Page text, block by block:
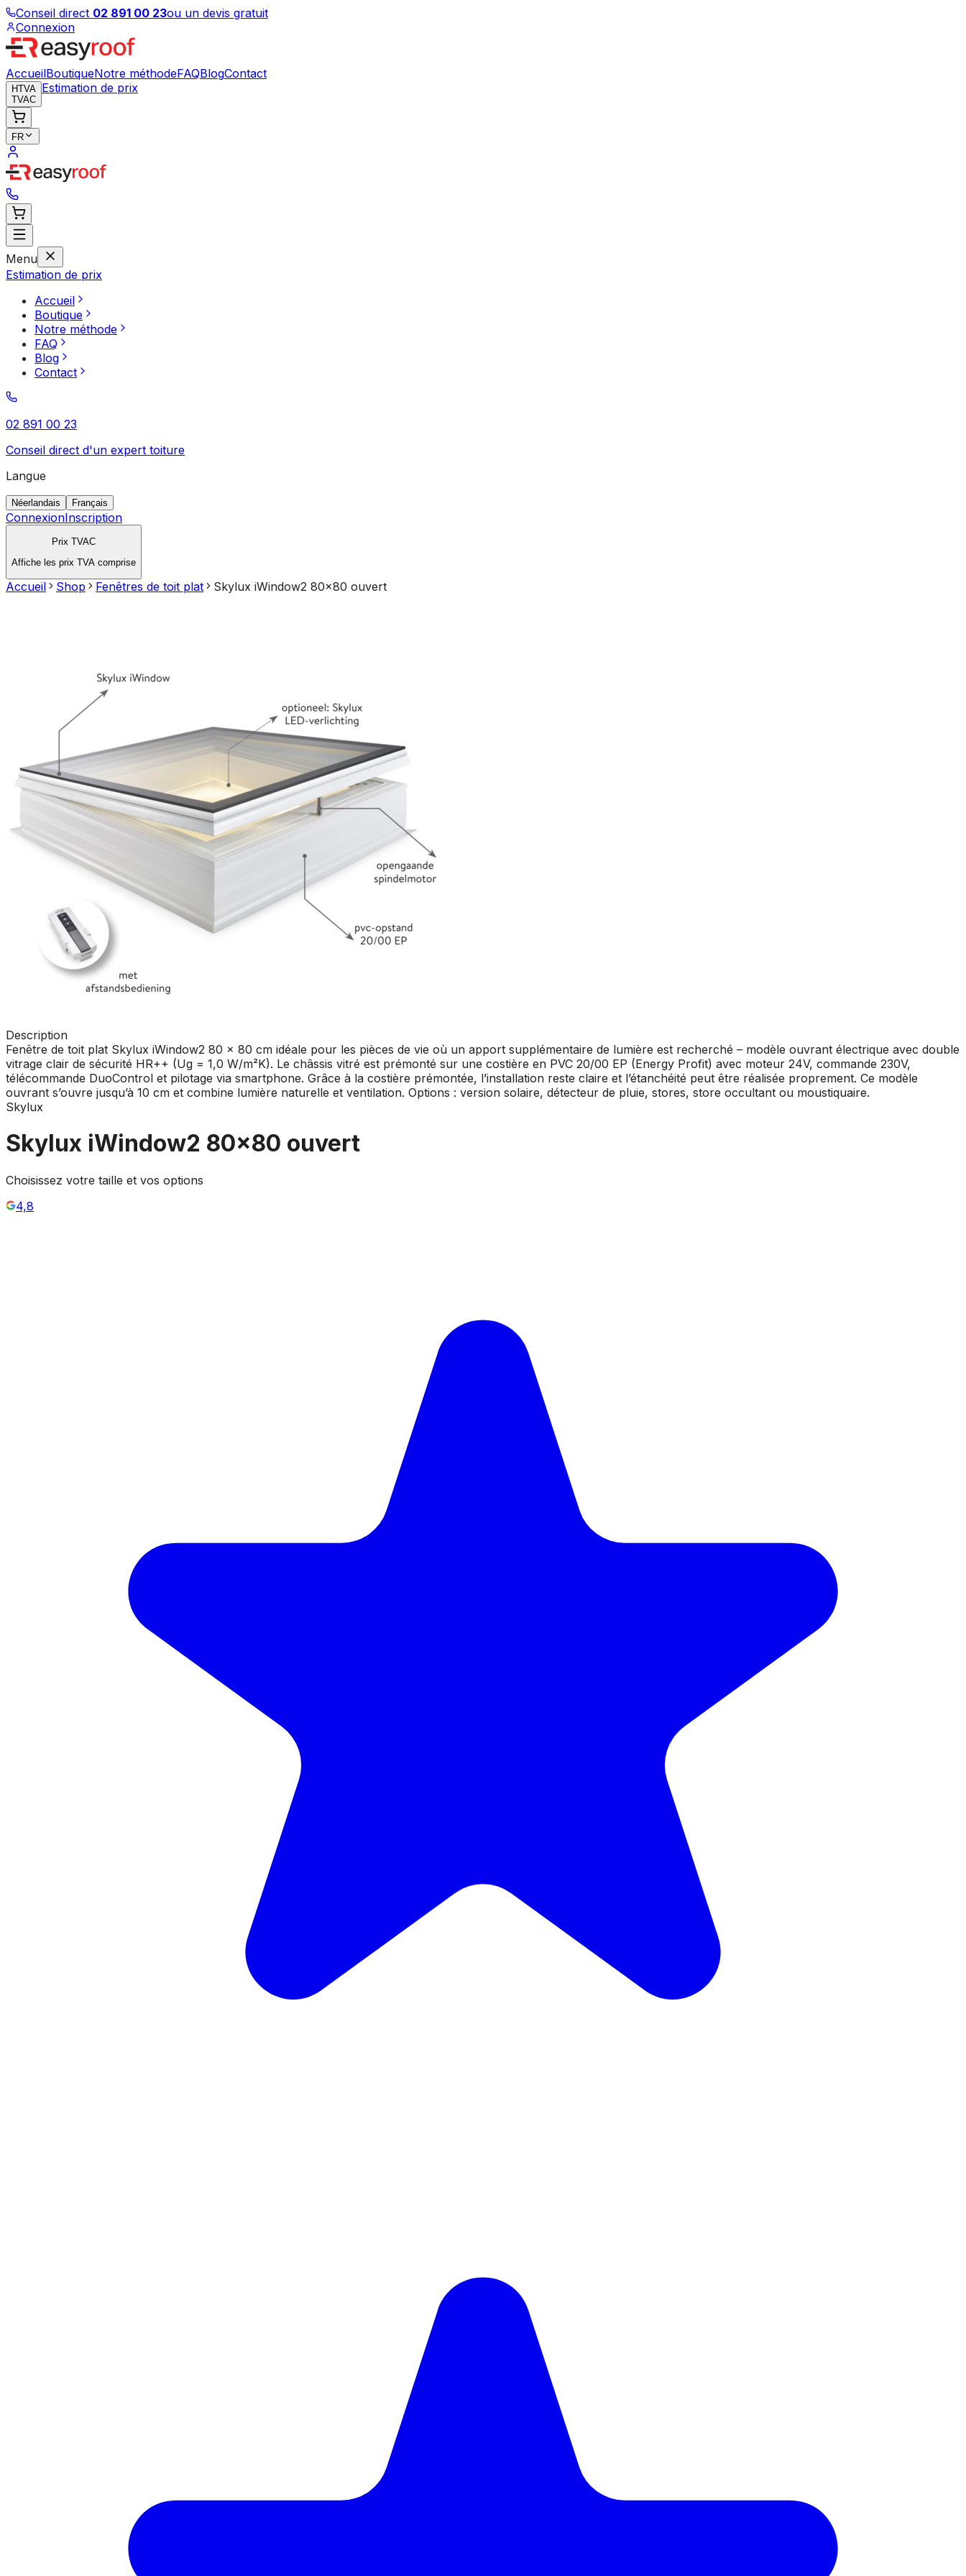
Conseil direct 02 891 00 23ou un devis gratuit
Connexion
AccueilBoutiqueNotre méthodeFAQBlogContact
HTVA
TVAC
Estimation de prix
FR
Menu
Estimation de prix
Accueil
Boutique
Notre méthode
FAQ
Blog
Contact
02 891 00 23
Conseil direct d'un expert toiture
Langue
Néerlandais Français
ConnexionInscription
Prix TVAC
Affiche les prix TVA comprise
Accueil Shop Fenêtres de toit plat Skylux iWindow2 80x80 ouvert
Description
Fenêtre de toit plat Skylux iWindow2 80 x 80 cm idéale pour les pièces de vie où un apport supplémentaire de lumière est recherché – modèle ouvrant électrique avec double
vitrage clair de sécurité HR++ (Ug = 1,0 W/m²K). Le châssis vitré est prémonté sur une costière en PVC 20/00 EP (Energy Profit) avec moteur 24V, commande 230V,
télécommande DuoControl et pilotage via smartphone. Grâce à la costière prémontée, l’installation reste claire et l’étanchéité peut être réalisée proprement. Ce modèle
ouvrant s’ouvre jusqu’à 10 cm et combine lumière naturelle et ventilation. Options : version solaire, détecteur de pluie, stores, store occultant ou moustiquaire.
Skylux
Skylux iWindow2 80x80 ouvert
Choisissez votre taille et vos options
4,8